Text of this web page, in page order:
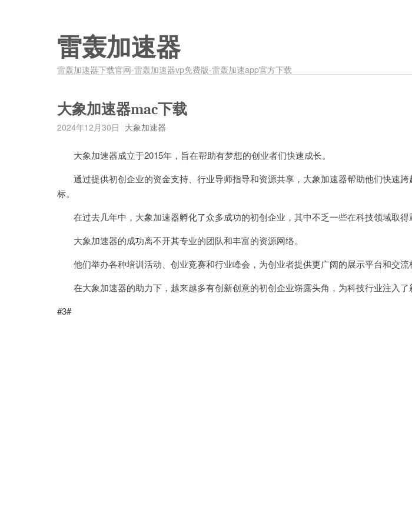
雷轰加速器
雷轰加速器下载官网-雷轰加速器vp免费版-雷轰加速app官方下载
大象加速器mac下载
2024年12月30日 大象加速器
大象加速器成立于2015年，旨在帮助有梦想的创业者们快速成长。
通过提供初创企业的资金支持、行业导师指导和资源共享，大象加速器帮助他们快速跨
标。
在过去几年中，大象加速器孵化了众多成功的初创企业，其中不乏一些在科技领域取得
大象加速器的成功离不开其专业的团队和丰富的资源网络。
他们举办各种培训活动、创业竞赛和行业峰会，为创业者提供更广阔的展示平台和交流
在大象加速器的助力下，越来越多有创新创意的初创企业崭露头角，为科技行业注入了
#3#